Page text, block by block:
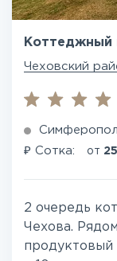
Коттеджный
Чеховский
₽ Сотка: от
2 очередь
Чехова.
продуктовый